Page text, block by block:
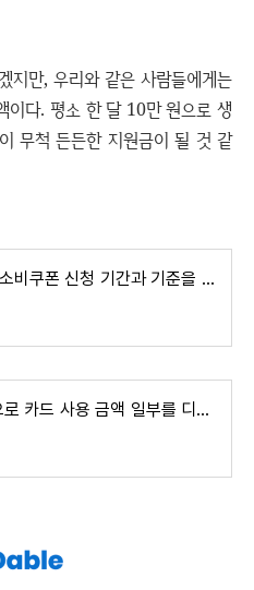
지만, 우리와 같은 사람들에게는
이다. 평소 한 달 10만 원으로 생
무척 든든한 지원금이 될 것 같
2차 민생회복소비쿠폰 신청 기간과 기준을 살펴보니
상생 페이백으로 카드 사용 금액 일부를 디지털 온누리 상품권을 받으세요